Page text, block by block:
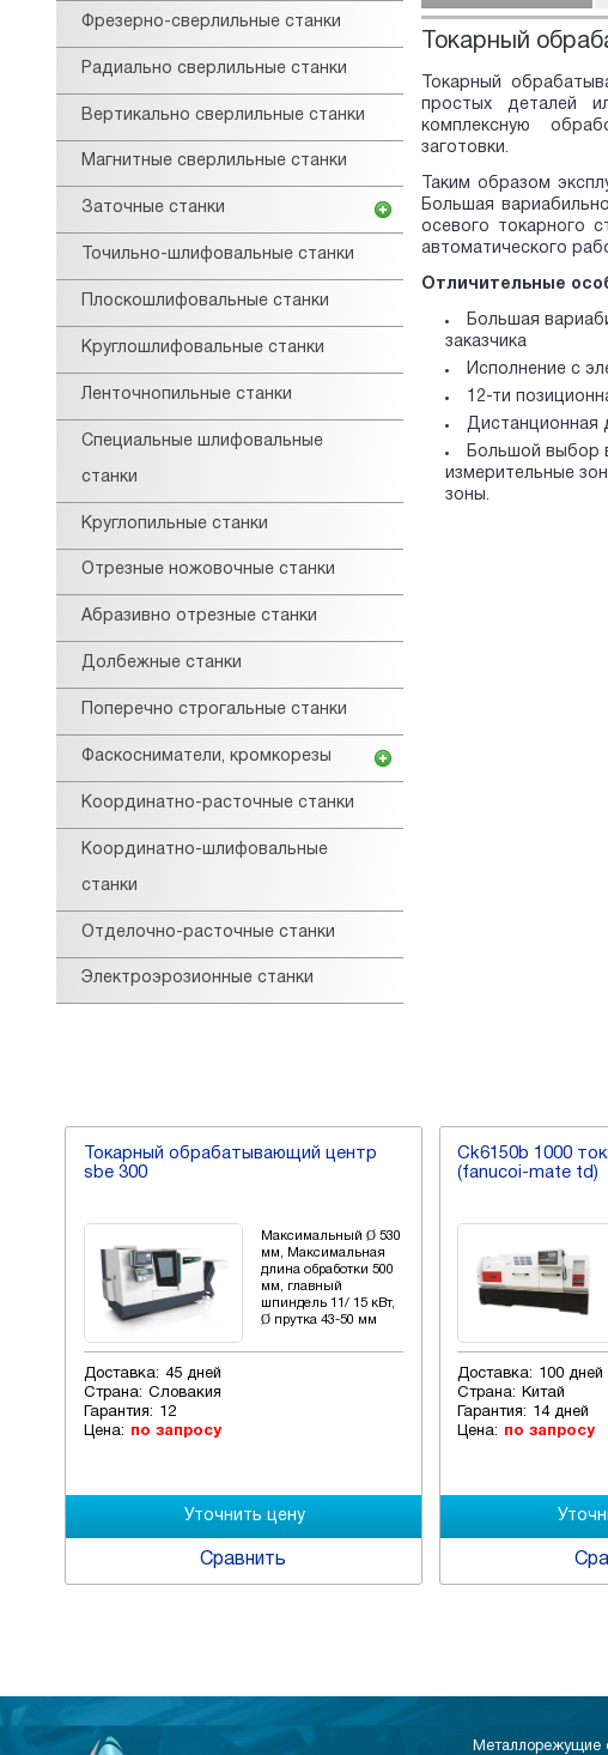
Фрезерно-сверлильные станки
Радиально сверлильные станки
Вертикально сверлильные станки
Магнитные сверлильные станки
Заточные станки
Точильно-шлифовальные станки
Плоскошлифовальные станки
Круглошлифовальные станки
Ленточнопильные станки
Специальные шлифовальные
станки
Круглопильные станки
Отрезные ножовочные станки
Абразивно отрезные станки
Долбежные станки
Поперечно строгальные станки
Фаскосниматели, кромкорезы
Координатно-расточные станки
Координатно-шлифовальные
станки
Отделочно-расточные станки
Электроэрозионные станки
Токарный
Токарный
простых деталей
комплексную
заготовки.
Таким образом
Большая
осевого токарного
автоматического
Отличительные
Большая
заказчика
Исполнение с
12-ти
Дистанционная
Большой выбор
измерительные
зоны.
Токарный обрабатывающий центр
sbe 300
Максимальный Ø 530
мм, Максимальная
длина обработки 500
мм, главный
шпиндель 11/ 15 кВт,
Ø прутка 43-50 мм
Доставка: 45 дней
Страна: Словакия
Гарантия: 12
Цена: по запросу
Сравнить
Ck6150b 1000
(fanucoi-mate td)
Доставка: 100 дней
Страна:
Китай
Гарантия: 14 дней
Цена: по запросу
Металлорежущие